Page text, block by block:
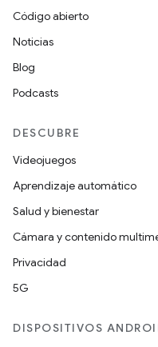
Código abierto
Noticias
Blog
Podcasts
DESCUBRE
Videojuegos
Aprendizaje automático
Salud y bienestar
Cámara y contenido
Privacidad
5G
DISPOSITIVOS